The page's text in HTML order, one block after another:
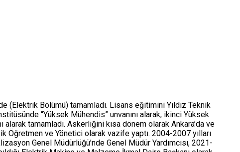
(Elektrik Bölümü) tamamladı. Lisans eğitimini Yıldız Teknik
“Yüksek Mühendis” unvanını alarak, ikinci Yüksek
tamamladı. Askerliğini kısa dönem olarak Ankara’da ve
Öğretmen ve Yönetici olarak vazife yaptı. 2004-2007 yılları
Genel Müdürlüğü’nde Genel Müdür Yardımcısı, 2021-